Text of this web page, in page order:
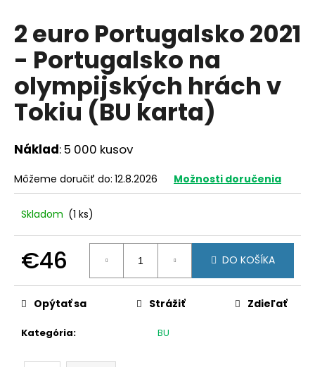
2 euro Portugalsko 2021
- Portugalsko na
olympijských hrách v
Tokiu (BU karta)
Náklad: 5 000 kusov
Môžeme doručiť do: 12.8.2026 Možnosti doručenia
Skladom (1 ks)
€46
cena:
DO KOŠÍKA
Kategória: BU
Opýtať sa Strážiť Zdieľať
j
s
?
d
p
r
ú
a